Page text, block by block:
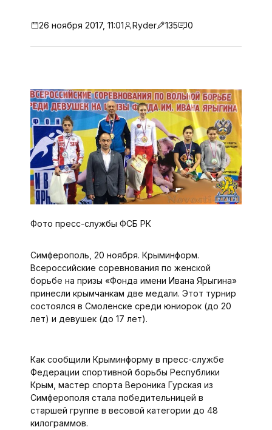
26 ноября 2017, 11:01 Ryder 135 0
Фото пресс-службы ФСБ РК
Симферополь, 20 ноября. Крыминформ.
Всероссийские соревнования по женской
борьбе на призы «Фонда имени Ивана Ярыгина»
принесли крымчанкам две медали. Этот турнир
состоялся в Смоленске среди юниорок (до 20
лет) и девушек (до 17 лет).
Как сообщили Крыминформу в пресс-службе
Федерации спортивной борьбы Республики
Крым, мастер спорта Вероника Гурская из
Симферополя стала победительницей в
старшей группе в весовой категории до 48
килограммов.